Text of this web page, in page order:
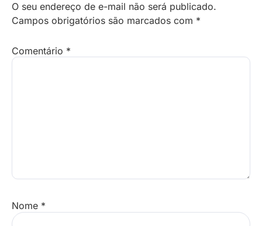
O seu endereço de e-mail não será publicado.
Campos obrigatórios são marcados com *
Comentário *
Nome *